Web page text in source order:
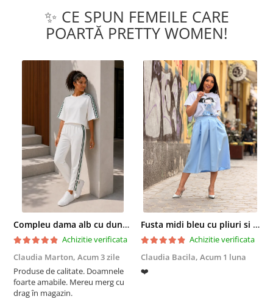
✨ CE SPUN FEMEILE CARE
POARTĂ PRETTY WOMEN!
Compleu dama alb cu dungi laterale in nuante de verde si negru
Achizitie verificata
Claudia Marton, Acum 3 zile
Produse de calitate. Doamnele
foarte amabile. Mereu merg cu
drag în magazin.
Fusta midi bleu cu pliuri si buzunare
Achizitie verificata
Claudia Bacila, Acum 1 luna
❤️